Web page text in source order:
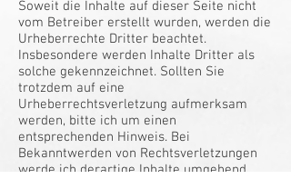
Soweit die Inhalte auf dieser Seite nicht
vom Betreiber erstellt wurden, werden die
Urheberrechte Dritter beachtet.
Insbesondere werden Inhalte Dritter als
solche gekennzeichnet. Sollten Sie
trotzdem auf eine
Urheberrechtsverletzung aufmerksam
werden, bitte ich um einen
entsprechenden Hinweis. Bei
Bekanntwerden von Rechtsverletzungen
werde ich derartige Inhalte umgehend